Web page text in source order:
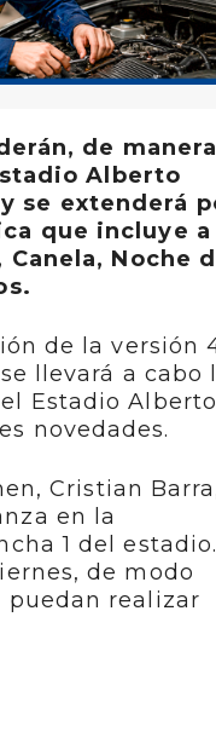
de manera
Alberto
se extenderá
que incluye a
Noche
de la versión
llevará a cabo
Estadio Alberto
novedades.
Cristian
en la
1 del estadio.
de modo
puedan realizar